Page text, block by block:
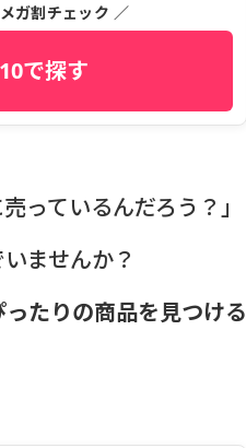
ガ割チェック ／
で探す
っているんだろう？」
ませんか？
たりの商品を見つける